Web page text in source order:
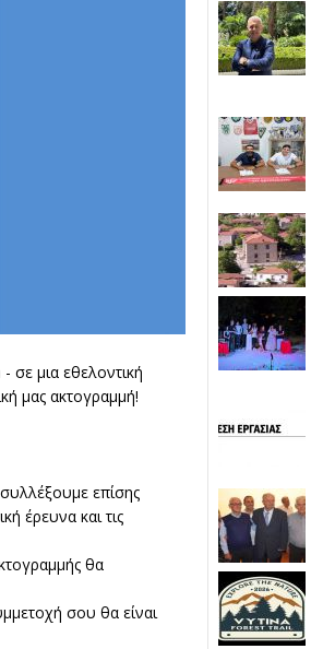
- σε μια εθελοντική
μας ακτογραμμή!
επίσης
έρευνα και τις
θα
σου θα είναι